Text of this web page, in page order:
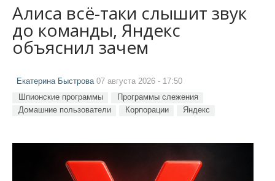
Алиса всё-таки слышит звук
до команды, Яндекс
объяснил зачем
Екатерина Быстрова 07 августа 2026 - 17:50
Шпионские программы
Программы слежения
Домашние пользователи
Корпорации Яндекс